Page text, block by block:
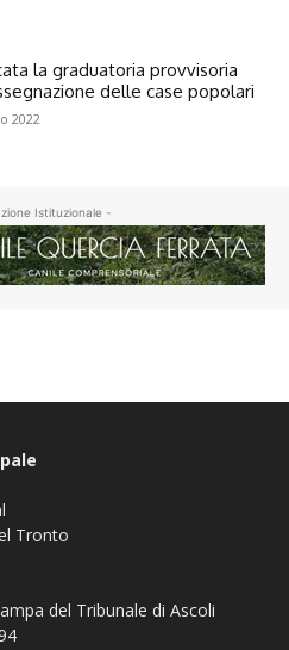
la graduatoria provvisoria
delle case popolari
2022
Istituzionale -
Tronto
del Tribunale di Ascoli